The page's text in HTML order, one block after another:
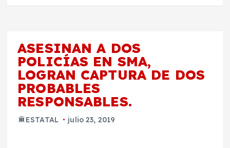
ASESINAN A DOS
POLICÍAS EN SMA,
LOGRAN CAPTURA DE DOS
PROBABLES
RESPONSABLES.
ESTATAL julio 23, 2019